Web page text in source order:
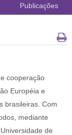
Publicações
cooperação
Européia e
brasileiras. Com
mediante
de